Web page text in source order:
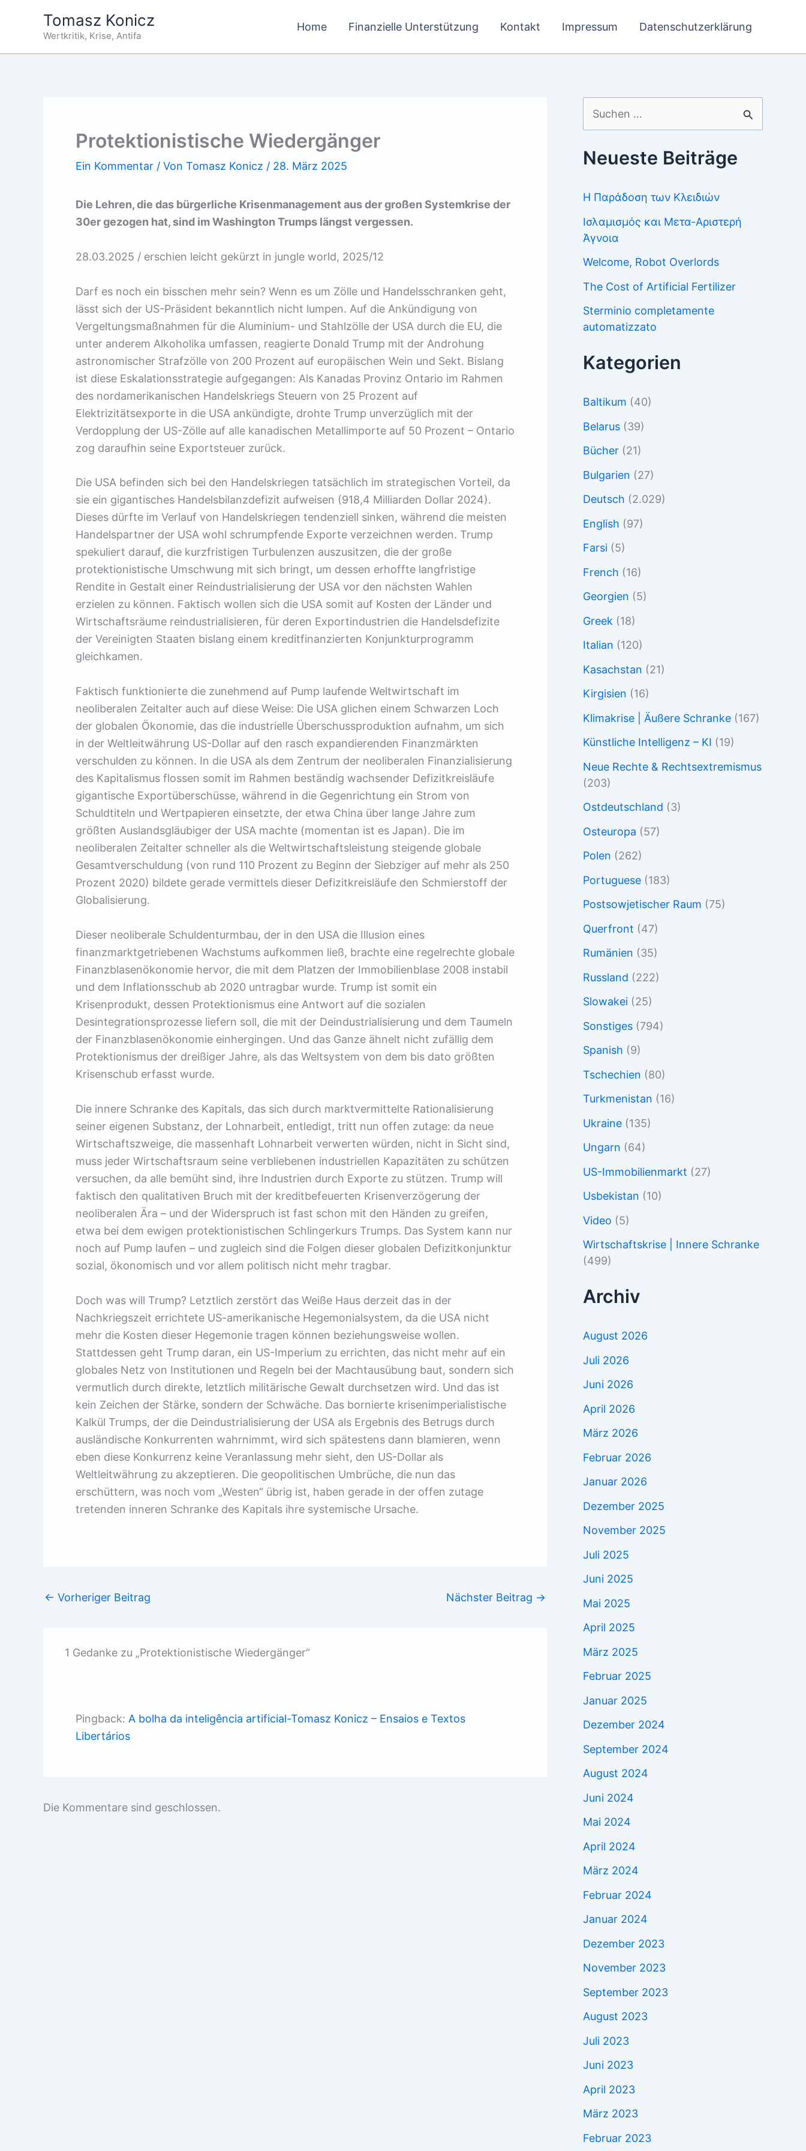
Tomasz Konicz
Wertkritik, Krise, Antifa
Home Finanzielle Unterstützung Kontakt Impressum Datenschutzerklärung
Protektionistische Wiedergänger
Ein Kommentar / Von Tomasz Konicz / 28. März 2025
Die Lehren, die das bürgerliche Krisenmanagement aus der großen Systemkrise der
30er gezogen hat, sind im Washington Trumps längst vergessen.
28.03.2025 / erschien leicht gekürzt in jungle world, 2025/12
Darf es noch ein bisschen mehr sein? Wenn es um Zölle und Handelsschranken geht,
lässt sich der US-Präsident bekanntlich nicht lumpen. Auf die Ankündigung von
Vergeltungsmaßnahmen für die Aluminium- und Stahlzölle der USA durch die EU, die
unter anderem Alkoholika umfassen, reagierte Donald Trump mit der Androhung
astronomischer Strafzölle von 200 Prozent auf europäischen Wein und Sekt. Bislang
ist diese Eskalationsstrategie aufgegangen: Als Kanadas Provinz Ontario im Rahmen
des nordamerikanischen Handelskriegs Steuern von 25 Prozent auf
Elektrizitätsexporte in die USA ankündigte, drohte Trump unverzüglich mit der
Verdopplung der US-Zölle auf alle kanadischen Metallimporte auf 50 Prozent – Ontario
zog daraufhin seine Exportsteuer zurück.
Die USA befinden sich bei den Handelskriegen tatsächlich im strategischen Vorteil, da
sie ein gigantisches Handelsbilanzdefizit aufweisen (918,4 Milliarden Dollar 2024).
Dieses dürfte im Verlauf von Handelskriegen tendenziell sinken, während die meisten
Handelspartner der USA wohl schrumpfende Exporte verzeichnen werden. Trump
spekuliert darauf, die kurzfristigen Turbulenzen auszusitzen, die der große
protektionistische Umschwung mit sich bringt, um dessen erhoffte langfristige
Rendite in Gestalt einer Reindustrialisierung der USA vor den nächsten Wahlen
erzielen zu können. Faktisch wollen sich die USA somit auf Kosten der Länder und
Wirtschaftsräume reindustrialisieren, für deren Exportindustrien die Handelsdefizite
der Vereinigten Staaten bislang einem kreditfinanzierten Konjunkturprogramm
gleichkamen.
Faktisch funktionierte die zunehmend auf Pump laufende Weltwirtschaft im
neoliberalen Zeitalter auch auf diese Weise: Die USA glichen einem Schwarzen Loch
der globalen Ökonomie, das die industrielle Überschussproduktion aufnahm, um sich
in der Weltleitwährung US-Dollar auf den rasch expandierenden Finanzmärkten
verschulden zu können. In die USA als dem Zentrum der neoliberalen Finanzialisierung
des Kapitalismus flossen somit im Rahmen beständig wachsender Defizitkreisläufe
gigantische Exportüberschüsse, während in die Gegenrichtung ein Strom von
Schuldtiteln und Wertpapieren einsetzte, der etwa China über lange Jahre zum
größten Auslandsgläubiger der USA machte (momentan ist es Japan). Die im
neoliberalen Zeitalter schneller als die Weltwirtschaftsleistung steigende globale
Gesamtverschuldung (von rund 110 Prozent zu Beginn der Siebziger auf mehr als 250
Prozent 2020) bildete gerade vermittels dieser Defizitkreisläufe den Schmierstoff der
Globalisierung.
Dieser neoliberale Schuldenturmbau, der in den USA die Illusion eines
finanzmarktgetriebenen Wachstums aufkommen ließ, brachte eine regelrechte globale
Finanzblasenökonomie hervor, die mit dem Platzen der Immobilienblase 2008 instabil
und dem Inflationsschub ab 2020 untragbar wurde. Trump ist somit ein
Krisenprodukt, dessen Protektionismus eine Antwort auf die sozialen
Desintegrationsprozesse liefern soll, die mit der Deindustrialisierung und dem Taumeln
der Finanzblasenökonomie einhergingen. Und das Ganze ähnelt nicht zufällig dem
Protektionismus der dreißiger Jahre, als das Weltsystem von dem bis dato größten
Krisenschub erfasst wurde.
Die innere Schranke des Kapitals, das sich durch marktvermittelte Rationalisierung
seiner eigenen Substanz, der Lohnarbeit, entledigt, tritt nun offen zutage: da neue
Wirtschaftszweige, die massenhaft Lohnarbeit verwerten würden, nicht in Sicht sind,
muss jeder Wirtschaftsraum seine verbliebenen industriellen Kapazitäten zu schützen
versuchen, da alle bemüht sind, ihre Industrien durch Exporte zu stützen. Trump will
faktisch den qualitativen Bruch mit der kreditbefeuerten Krisenverzögerung der
neoliberalen Ära – und der Widerspruch ist fast schon mit den Händen zu greifen,
etwa bei dem ewigen protektionistischen Schlingerkurs Trumps. Das System kann nur
noch auf Pump laufen – und zugleich sind die Folgen dieser globalen Defizitkonjunktur
sozial, ökonomisch und vor allem politisch nicht mehr tragbar.
Doch was will Trump? Letztlich zerstört das Weiße Haus derzeit das in der
Nachkriegszeit errichtete US-amerikanische Hegemonialsystem, da die USA nicht
mehr die Kosten dieser Hegemonie tragen können beziehungsweise wollen.
Stattdessen geht Trump daran, ein US-Imperium zu errichten, das nicht mehr auf ein
globales Netz von Institutionen und Regeln bei der Machtausübung baut, sondern sich
vermutlich durch direkte, letztlich militärische Gewalt durchsetzen wird. Und das ist
kein Zeichen der Stärke, sondern der Schwäche. Das bornierte krisenimperialistische
Kalkül Trumps, der die Deindustrialisierung der USA als Ergebnis des Betrugs durch
ausländische Konkurrenten wahrnimmt, wird sich spätestens dann blamieren, wenn
eben diese Konkurrenz keine Veranlassung mehr sieht, den US-Dollar als
Weltleitwährung zu akzeptieren. Die geopolitischen Umbrüche, die nun das
erschüttern, was noch vom „Westen“ übrig ist, haben gerade in der offen zutage
tretenden inneren Schranke des Kapitals ihre systemische Ursache.
← Vorheriger Beitrag Nächster Beitrag →
1 Gedanke zu „Protektionistische Wiedergänger“
Pingback: A bolha da inteligência artificial-Tomasz Konicz – Ensaios e Textos
Libertários
Die Kommentare sind geschlossen.
Suchen
nach:
Neueste Beiträge
Η Παράδοση των Κλειδιών
Ισλαμισμός και Μετα-Αριστερή
Άγνοια
Welcome, Robot Overlords
The Cost of Artificial Fertilizer
Sterminio completamente
automatizzato
Kategorien
Baltikum (40)
Belarus (39)
Bücher (21)
Bulgarien (27)
Deutsch (2.029)
English (97)
Farsi (5)
French (16)
Georgien (5)
Greek (18)
Italian (120)
Kasachstan (21)
Kirgisien (16)
Klimakrise | Äußere Schranke (167)
Künstliche Intelligenz – KI (19)
Neue Rechte & Rechtsextremismus
(203)
Ostdeutschland (3)
Osteuropa (57)
Polen (262)
Portuguese (183)
Postsowjetischer Raum (75)
Querfront (47)
Rumänien (35)
Russland (222)
Slowakei (25)
Sonstiges (794)
Spanish (9)
Tschechien (80)
Turkmenistan (16)
Ukraine (135)
Ungarn (64)
US-Immobilienmarkt (27)
Usbekistan (10)
Video (5)
Wirtschaftskrise | Innere Schranke
(499)
Archiv
August 2026
Juli 2026
Juni 2026
April 2026
März 2026
Februar 2026
Januar 2026
Dezember 2025
November 2025
Juli 2025
Juni 2025
Mai 2025
April 2025
März 2025
Februar 2025
Januar 2025
Dezember 2024
September 2024
August 2024
Juni 2024
Mai 2024
April 2024
März 2024
Februar 2024
Januar 2024
Dezember 2023
November 2023
September 2023
August 2023
Juli 2023
Juni 2023
April 2023
März 2023
Februar 2023